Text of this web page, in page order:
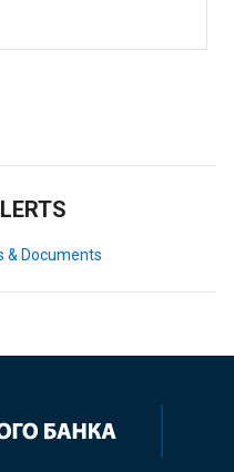
& Documents